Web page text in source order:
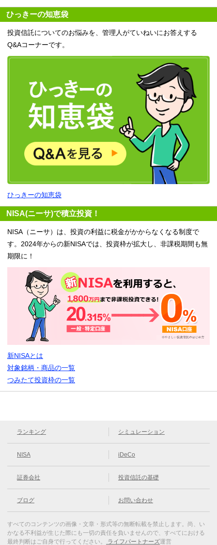
ひっきーの知恵袋
投資信託についてのお悩みを、管理人がていねいにお答えする
Q&Aコーナーです。
ひっきーの知恵袋
NISA(ニーサ)で積立投資！
NISA（ニーサ）は、投資の利益に税金がかからなくなる制度で
す。2024年からの新NISAでは、投資枠が拡大し、非課税期間も無
期限に！
新NISAとは
対象銘柄・商品の一覧
つみたて投資枠の一覧
ランキング シミュレーション
NISA iDeCo
証券会社 投資信託の基礎
ブログ お問い合わせ
すべてのコンテンツの画像・文章・形式等の無断転載を禁止します。 尚、い
かなる不利益が生じた際にも一切の責任を負いませんので、すべてにおける
最終判断はご自身で行ってください。
ライフパートナーズ運営